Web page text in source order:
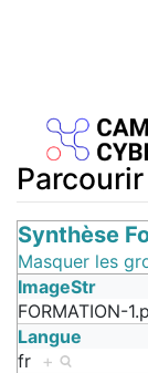
Aller à :
Synthèse
Masquer les
ImageStr
FORMATION-
Langue
fr +